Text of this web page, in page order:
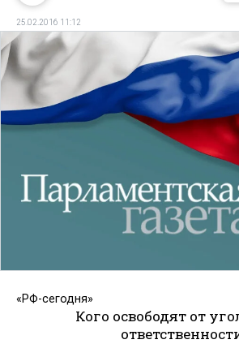
25.02.2016 11:12
«РФ-сегодня»
Кого освободят от